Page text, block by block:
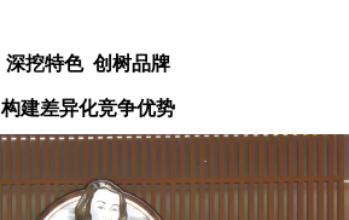
深挖特色 创树品牌
构建差异化竞争优势